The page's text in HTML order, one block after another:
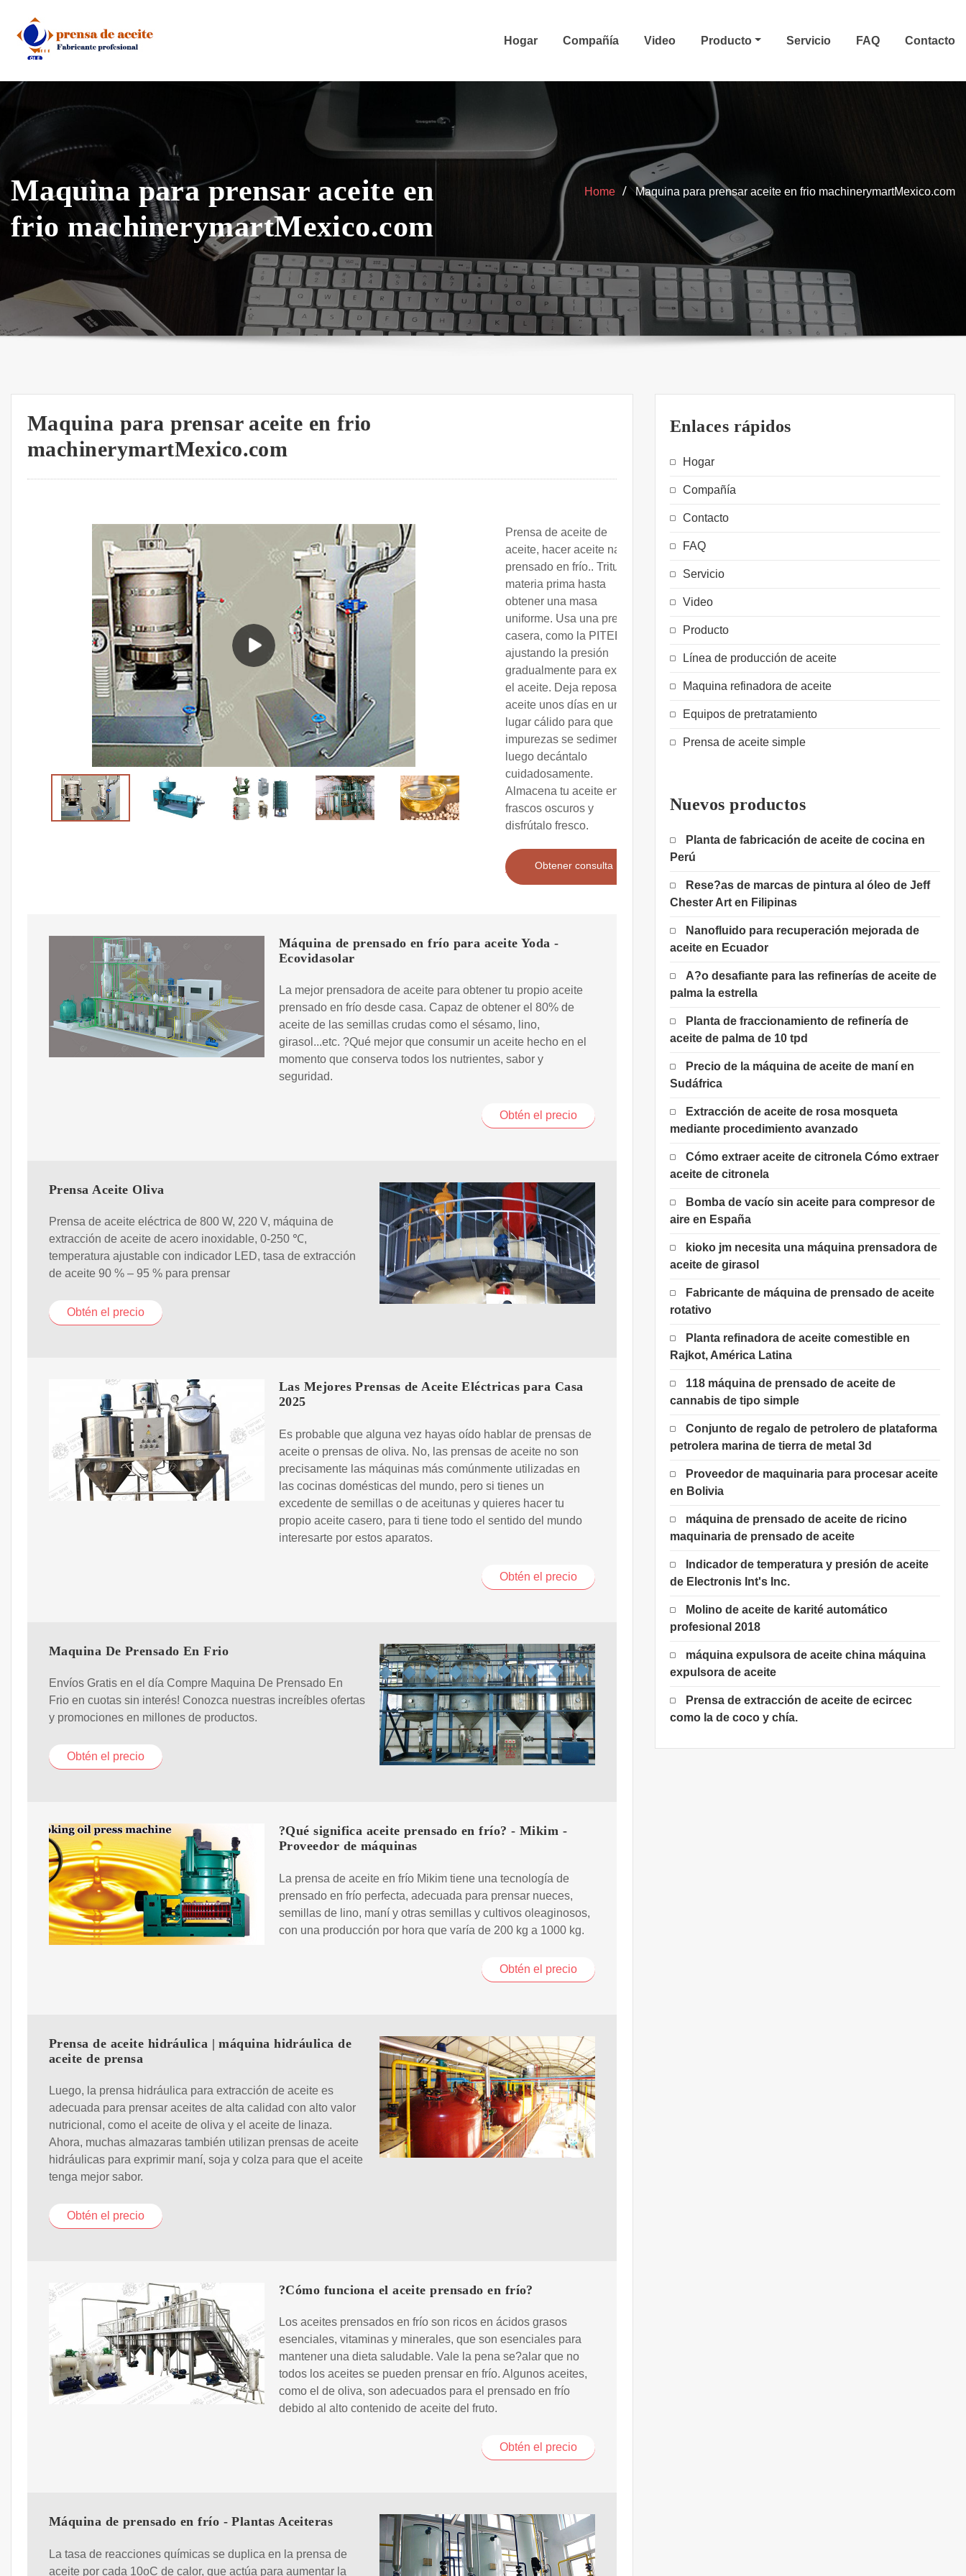
content
Hogar Compañía Video Producto Servicio FAQ Contacto
Maquina para prensar aceite en
frio machinerymartMexico.com
Home Maquina para prensar aceite en frio machinerymartMexico.com
Maquina para prensar aceite en frio
machinerymartMexico.com
Prensa de aceite de
aceite, hacer aceite natural
prensado en frío.. Tritura la
materia prima hasta
obtener una masa
uniforme. Usa una prensa
casera, como la PITEBA,
ajustando la presión
gradualmente para extraer
el aceite. Deja reposar el
aceite unos días en un
lugar cálido para que las
impurezas se sedimenten,
luego decántalo
cuidadosamente.
Almacena tu aceite en
frascos oscuros y
disfrútalo fresco.
Obtener consulta
Máquina de prensado en frío para aceite Yoda -
Ecovidasolar
La mejor prensadora de aceite para obtener tu propio aceite
prensado en frío desde casa. Capaz de obtener el 80% de
aceite de las semillas crudas como el sésamo, lino,
girasol...etc. ?Qué mejor que consumir un aceite hecho en el
momento que conserva todos los nutrientes, sabor y
seguridad.
Obtén el precio
Prensa Aceite Oliva
Prensa de aceite eléctrica de 800 W, 220 V, máquina de
extracción de aceite de acero inoxidable, 0-250 ℃,
temperatura ajustable con indicador LED, tasa de extracción
de aceite 90 % – 95 % para prensar
Obtén el precio
Las Mejores Prensas de Aceite Eléctricas para Casa
2025
Es probable que alguna vez hayas oído hablar de prensas de
aceite o prensas de oliva. No, las prensas de aceite no son
precisamente las máquinas más comúnmente utilizadas en
las cocinas domésticas del mundo, pero si tienes un
excedente de semillas o de aceitunas y quieres hacer tu
propio aceite casero, para ti tiene todo el sentido del mundo
interesarte por estos aparatos.
Obtén el precio
Maquina De Prensado En Frio
Envíos Gratis en el día Compre Maquina De Prensado En
Frio en cuotas sin interés! Conozca nuestras increíbles ofertas
y promociones en millones de productos.
Obtén el precio
?Qué significa aceite prensado en frío? - Mikim -
Proveedor de máquinas
La prensa de aceite en frío Mikim tiene una tecnología de
prensado en frío perfecta, adecuada para prensar nueces,
semillas de lino, maní y otras semillas y cultivos oleaginosos,
con una producción por hora que varía de 200 kg a 1000 kg.
Obtén el precio
Prensa de aceite hidráulica | máquina hidráulica de
aceite de prensa
Luego, la prensa hidráulica para extracción de aceite es
adecuada para prensar aceites de alta calidad con alto valor
nutricional, como el aceite de oliva y el aceite de linaza.
Ahora, muchas almazaras también utilizan prensas de aceite
hidráulicas para exprimir maní, soja y colza para que el aceite
tenga mejor sabor.
Obtén el precio
?Cómo funciona el aceite prensado en frío?
Los aceites prensados en frío son ricos en ácidos grasos
esenciales, vitaminas y minerales, que son esenciales para
mantener una dieta saludable. Vale la pena se?alar que no
todos los aceites se pueden prensar en frío. Algunos aceites,
como el de oliva, son adecuados para el prensado en frío
debido al alto contenido de aceite del fruto.
Obtén el precio
Máquina de prensado en frío - Plantas Aceiteras
La tasa de reacciones químicas se duplica en la prensa de
aceite por cada 10oC de calor, que actúa para aumentar la
Enlaces rápidos
Hogar
Compañía
Contacto
FAQ
Servicio
Video
Producto
Línea de producción de aceite
Maquina refinadora de aceite
Equipos de pretratamiento
Prensa de aceite simple
Nuevos productos
Planta de fabricación de aceite de cocina en
Perú
Rese?as de marcas de pintura al óleo de Jeff
Chester Art en Filipinas
Nanofluido para recuperación mejorada de
aceite en Ecuador
A?o desafiante para las refinerías de aceite de
palma la estrella
Planta de fraccionamiento de refinería de
aceite de palma de 10 tpd
Precio de la máquina de aceite de maní en
Sudáfrica
Extracción de aceite de rosa mosqueta
mediante procedimiento avanzado
Cómo extraer aceite de citronela Cómo extraer
aceite de citronela
Bomba de vacío sin aceite para compresor de
aire en España
kioko jm necesita una máquina prensadora de
aceite de girasol
Fabricante de máquina de prensado de aceite
rotativo
Planta refinadora de aceite comestible en
Rajkot, América Latina
118 máquina de prensado de aceite de
cannabis de tipo simple
Conjunto de regalo de petrolero de plataforma
petrolera marina de tierra de metal 3d
Proveedor de maquinaria para procesar aceite
en Bolivia
máquina de prensado de aceite de ricino
maquinaria de prensado de aceite
Indicador de temperatura y presión de aceite
de Electronis Int's Inc.
Molino de aceite de karité automático
profesional 2018
máquina expulsora de aceite china máquina
expulsora de aceite
Prensa de extracción de aceite de ecircec
como la de coco y chía.